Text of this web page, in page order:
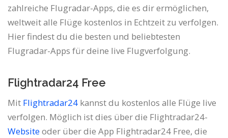
zahlreiche Flugradar-Apps, die es dir ermöglichen,
weltweit alle Flüge kostenlos in Echtzeit zu verfolgen.
Hier findest du die besten und beliebtesten
Flugradar-Apps für deine live Flugverfolgung.
Flightradar24 Free
Mit Flightradar24 kannst du kostenlos alle Flüge live
verfolgen. Möglich ist dies über die Flightradar24-
Websiteoder über die App Flightradar24 Free, die